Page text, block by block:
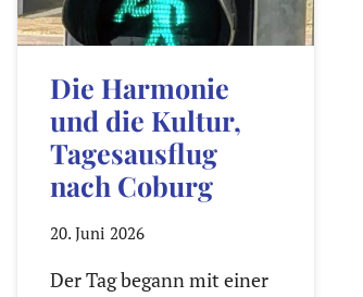
Die Harmonie
und die Kultur,
Tagesausflug
nach Coburg
20. Juni 2026
Der Tag begann mit einer